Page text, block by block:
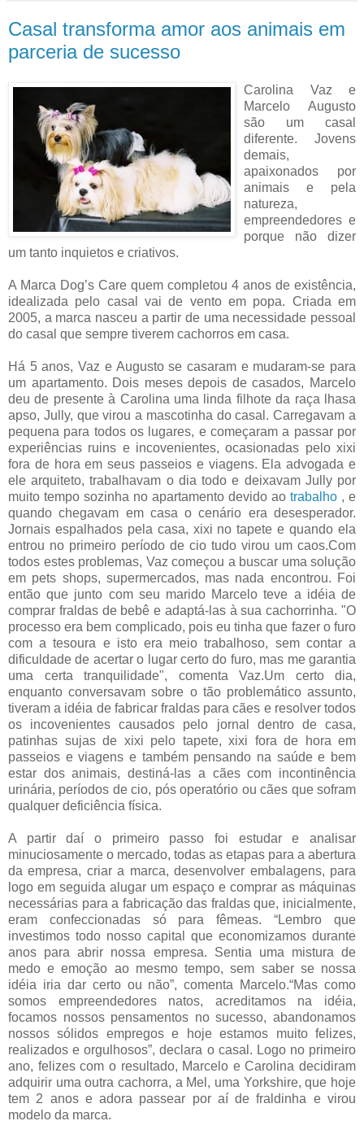
Casal transforma amor aos animais em
parceria de sucesso
Carolina Vaz e
Marcelo Augusto
são um casal
diferente. Jovens
demais,
apaixonados por
animais e pela
natureza,
empreendedores e
porque não dizer
um tanto inquietos e criativos.
A Marca Dog’s Care quem completou 4 anos de existência,
idealizada pelo casal vai de vento em popa. Criada em
2005, a marca nasceu a partir de uma necessidade pessoal
do casal que sempre tiverem cachorros em casa.
Há 5 anos, Vaz e Augusto se casaram e mudaram-se para
um apartamento. Dois meses depois de casados, Marcelo
deu de presente à Carolina uma linda filhote da raça lhasa
apso, Jully, que virou a mascotinha do casal. Carregavam a
pequena para todos os lugares, e começaram a passar por
experiências ruins e incovenientes, ocasionadas pelo xixi
fora de hora em seus passeios e viagens. Ela advogada e
ele arquiteto, trabalhavam o dia todo e deixavam Jully por
muito tempo sozinha no apartamento devido ao trabalho , e
quando chegavam em casa o cenário era desesperador.
Jornais espalhados pela casa, xixi no tapete e quando ela
entrou no primeiro período de cio tudo virou um caos.Com
todos estes problemas, Vaz começou a buscar uma solução
em pets shops, supermercados, mas nada encontrou. Foi
então que junto com seu marido Marcelo teve a idéia de
comprar fraldas de bebê e adaptá-las à sua cachorrinha. "O
processo era bem complicado, pois eu tinha que fazer o furo
com a tesoura e isto era meio trabalhoso, sem contar a
dificuldade de acertar o lugar certo do furo, mas me garantia
uma certa tranquilidade", comenta Vaz.Um certo dia,
enquanto conversavam sobre o tão problemático assunto,
tiveram a idéia de fabricar fraldas para cães e resolver todos
os incovenientes causados pelo jornal dentro de casa,
patinhas sujas de xixi pelo tapete, xixi fora de hora em
passeios e viagens e também pensando na saúde e bem
estar dos animais, destiná-las a cães com incontinência
urinária, períodos de cio, pós operatório ou cães que sofram
qualquer deficiência física.
A partir daí o primeiro passo foi estudar e analisar
minuciosamente o mercado, todas as etapas para a abertura
da empresa, criar a marca, desenvolver embalagens, para
logo em seguida alugar um espaço e comprar as máquinas
necessárias para a fabricação das fraldas que, inicialmente,
eram confeccionadas só para fêmeas. “Lembro que
investimos todo nosso capital que economizamos durante
anos para abrir nossa empresa. Sentia uma mistura de
medo e emoção ao mesmo tempo, sem saber se nossa
idéia iria dar certo ou não”, comenta Marcelo.“Mas como
somos empreendedores natos, acreditamos na idéia,
focamos nossos pensamentos no sucesso, abandonamos
nossos sólidos empregos e hoje estamos muito felizes,
realizados e orgulhosos”, declara o casal. Logo no primeiro
ano, felizes com o resultado, Marcelo e Carolina decidiram
adquirir uma outra cachorra, a Mel, uma Yorkshire, que hoje
tem 2 anos e adora passear por aí de fraldinha e virou
modelo da marca.